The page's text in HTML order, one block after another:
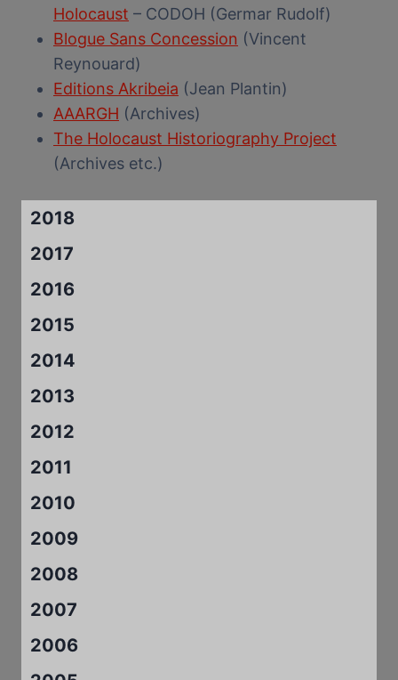
Holocaust – CODOH (Germar Rudolf)
Blogue Sans Concession (Vincent
Reynouard)
Editions Akribeia (Jean Plantin)
AAARGH (Archives)
The Holocaust Historiography Project
(Archives etc.)
2018
2017
2016
2015
2014
2013
2012
2011
2010
2009
2008
2007
2006